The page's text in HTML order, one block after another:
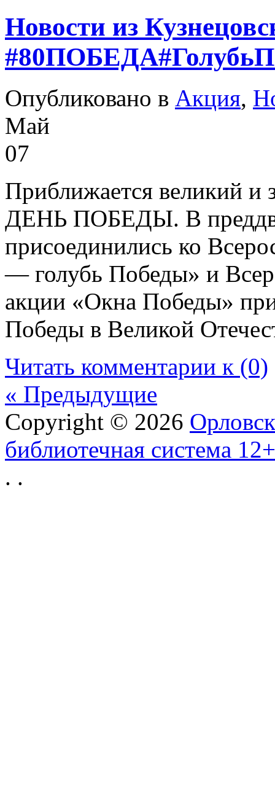
Новости из
Опубликовано в Акция,
Май
07
Приближается великий и
ДЕНЬ ПОБЕДЫ. В
присоединились ко
— голубь Победы» и
акции «Окна Победы»
Победы в Великой
Читать комментарии к (0)
« Предыдущие
Copyright © 2026
библиотечная система 12+
. .